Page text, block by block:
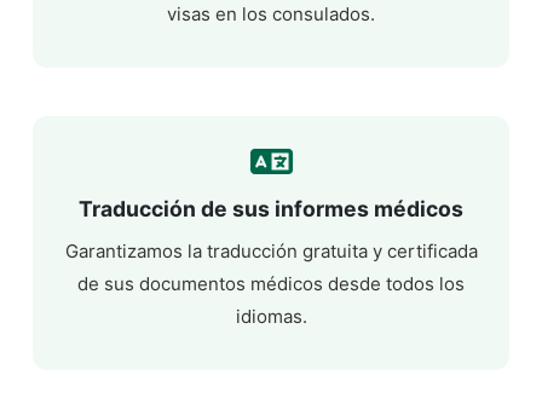
visas en los consulados.
Traducción de sus informes médicos
Garantizamos la traducción gratuita y certificada
de sus documentos médicos desde todos los
idiomas.